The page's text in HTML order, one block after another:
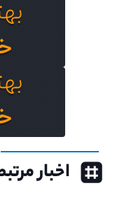
اخبار